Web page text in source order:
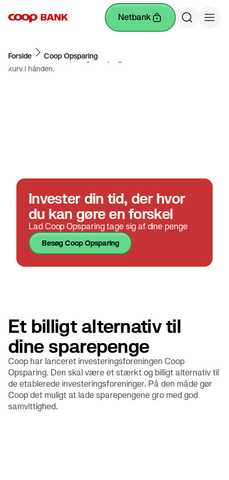
netbank
Forside Coop Opsparing
Invester din tid, der hvor
du kan gøre en forskel
Lad Coop Opsparing tage sig af dine penge
Besøg Coop Opsparing
Et billigt alternativ til
dine sparepenge
Coop har lanceret investeringsforeningen Coop
Opsparing. Den skal være et stærkt og billigt alternativ til
de etablerede investeringsforeninger. På den måde gør
Coop det muligt at lade sparepengene gro med god
samvittighed.